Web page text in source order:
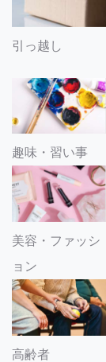
引っ越し
趣味・習い事
美容・ファッシ
ョン
高齢者